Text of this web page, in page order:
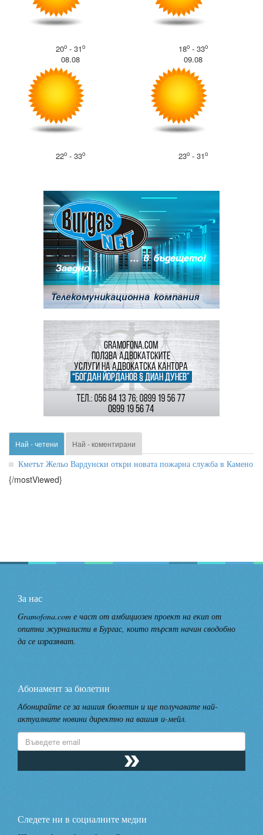
20o- 31o 18o- 33o
08.08
22o- 33o
09.08
23o- 31o
Най - четени Най - коментирани
Кметът Жельо Вардунски откри новата пожарна служба в Камено
{/mostViewed}
За нас
Gramofona.com е част от амбициозен проект на екип от
опитни журналисти в Бургас, които търсят начин сводобно
да се изразяват.
Абонамент за бюлетин
Абонирайте се за нашия бюлетин и ще получавате най-
актуалните новини директно на вашия и-мейл.
Следете ни в социалните медии